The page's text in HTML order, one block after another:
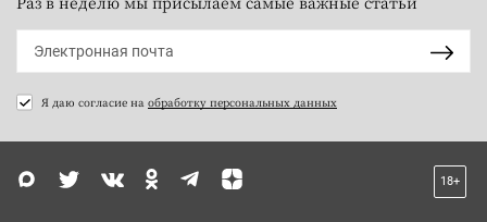
Я даю согласие на обработку персональных данных
18+